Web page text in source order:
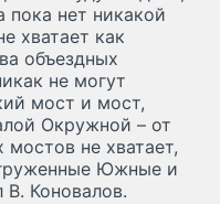
пока нет никакой
хватает как
объездных
не могут
мост и мост,
Окружной – от
не хватает,
Южные и
Коновалов.